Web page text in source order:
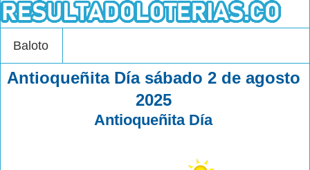
Baloto
Antioqueñita Día sábado 2 de agosto
2025
Antioqueñita Día